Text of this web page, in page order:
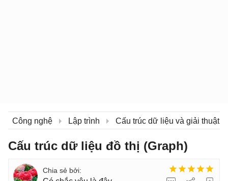
Công nghệ Lập trình Cấu trúc dữ liệu và giải thuật
Cấu trúc dữ liệu đồ thị (Graph)